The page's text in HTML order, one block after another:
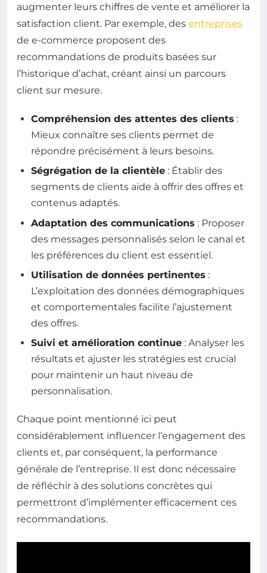
augmenter leurs chiffres de vente et améliorer la
satisfaction client. Par exemple, des entreprises
de e-commerce proposent des
recommandations de produits basées sur
l’historique d’achat, créant ainsi un parcours
client sur mesure.
Compréhension des attentes des clients :
Mieux connaître ses clients permet de
répondre précisément à leurs besoins.
Ségrégation de la clientèle : Établir des
segments de clients aide à offrir des offres et
contenus adaptés.
Adaptation des communications : Proposer
des messages personnalisés selon le canal et
les préférences du client est essentiel.
Utilisation de données pertinentes :
L’exploitation des données démographiques
et comportementales facilite l’ajustement
des offres.
Suivi et amélioration continue : Analyser les
résultats et ajuster les stratégies est crucial
pour maintenir un haut niveau de
personnalisation.
Chaque point mentionné ici peut
considérablement influencer l’engagement des
clients et, par conséquent, la performance
générale de l’entreprise. Il est donc nécessaire
de réfléchir à des solutions concrètes qui
permettront d’implémenter efficacement ces
recommandations.